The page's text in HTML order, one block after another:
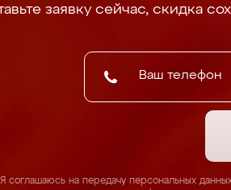
заявку сейчас, скидка
Я соглашаюсь на передачу персональных